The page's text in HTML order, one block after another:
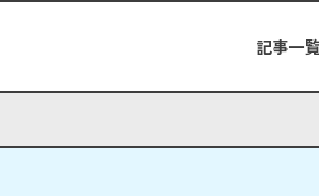
記事一